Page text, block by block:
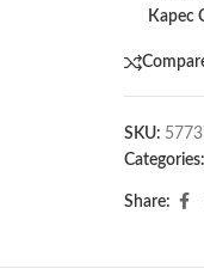
Карес
SKU:
Categories:
Share: